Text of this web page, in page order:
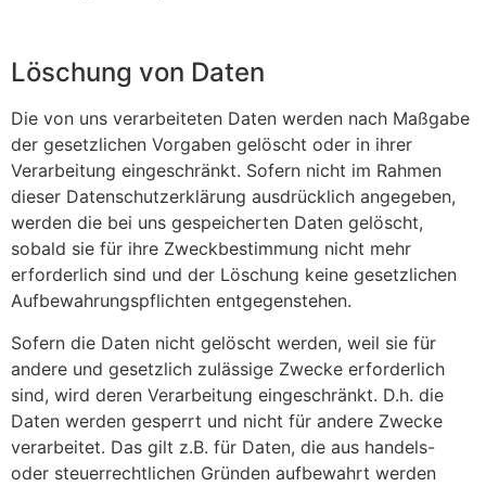
Löschung von Daten
Die von uns verarbeiteten Daten werden nach Maßgabe
der gesetzlichen Vorgaben gelöscht oder in ihrer
Verarbeitung eingeschränkt. Sofern nicht im Rahmen
dieser Datenschutzerklärung ausdrücklich angegeben,
werden die bei uns gespeicherten Daten gelöscht,
sobald sie für ihre Zweckbestimmung nicht mehr
erforderlich sind und der Löschung keine gesetzlichen
Aufbewahrungspflichten entgegenstehen.
Sofern die Daten nicht gelöscht werden, weil sie für
andere und gesetzlich zulässige Zwecke erforderlich
sind, wird deren Verarbeitung eingeschränkt. D.h. die
Daten werden gesperrt und nicht für andere Zwecke
verarbeitet. Das gilt z.B. für Daten, die aus handels-
oder steuerrechtlichen Gründen aufbewahrt werden